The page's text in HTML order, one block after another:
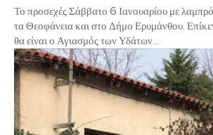
Το προσεχές Σάββατο 6 Ιανουαρίου με
τα Θεοφάνεια και στο Δήμο Ερυμάνθου.
θα είναι ο Αγιασμός των Υδάτων...